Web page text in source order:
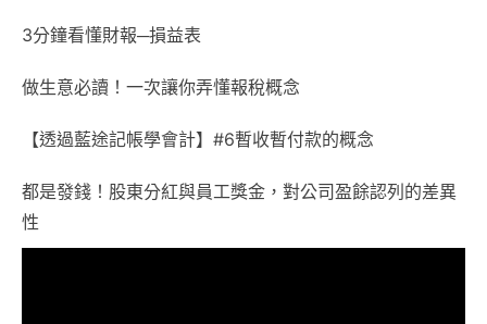
3分鐘看懂財報─損益表
做生意必讀！一次讓你弄懂報稅概念
【透過藍途記帳學會計】#6暫收暫付款的概念
都是發錢！股東分紅與員工獎金，對公司盈餘認列的差異
性